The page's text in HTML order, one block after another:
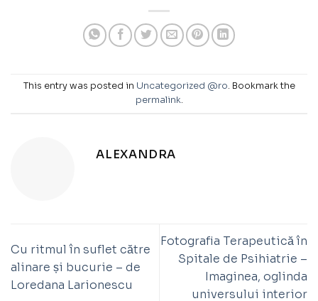
This entry was posted in Uncategorized @ro. Bookmark the
permalink.
ALEXANDRA
Cu ritmul în suflet către
alinare și bucurie – de
Loredana Larionescu
Fotografia Terapeutică în
Spitale de Psihiatrie –
Imaginea, oglinda
universului interior